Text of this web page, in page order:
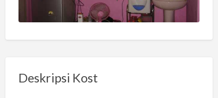
Deskripsi Kost